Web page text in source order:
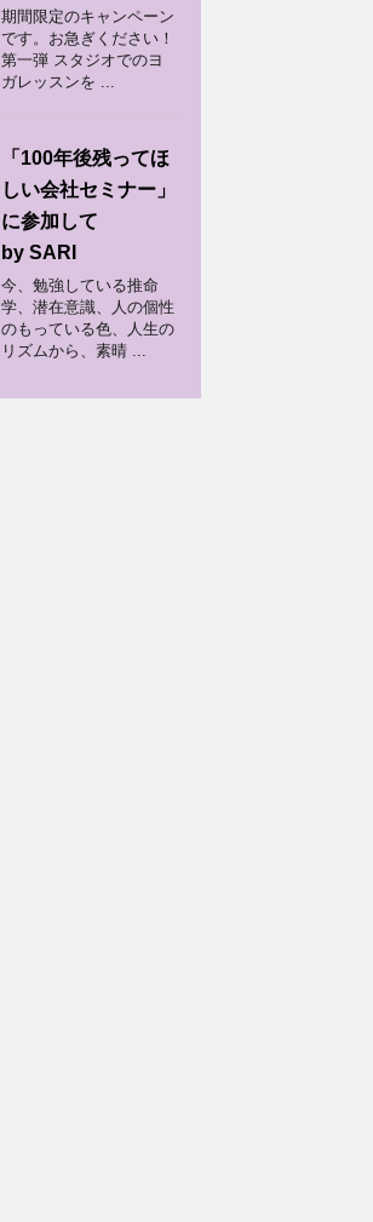
期間限定のキャンペーン
です。お急ぎください！
第一弾 スタジオでのヨ
ガレッスンを ...
「100年後残ってほ
しい会社セミナー」
に参加して
by SARI
今、勉強している推命
学、潜在意識、人の個性
のもっている色、人生の
リズムから、素晴 ...